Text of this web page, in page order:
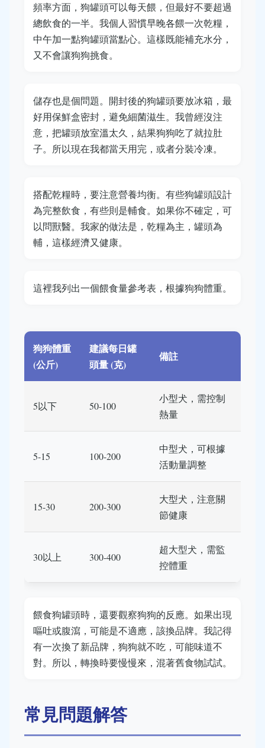
頻率方面，狗罐頭可以每天餵，但最好不要超過
總飲食的一半。我個人習慣早晚各餵一次乾糧，
中午加一點狗罐頭當點心。這樣既能補充水分，
又不會讓狗狗挑食。
儲存也是個問題。開封後的狗罐頭要放冰箱，最
好用保鮮盒密封，避免細菌滋生。我曾經沒注
意，把罐頭放室溫太久，結果狗狗吃了就拉肚
子。所以現在我都當天用完，或者分裝冷凍。
搭配乾糧時，要注意營養均衡。有些狗罐頭設計
為完整飲食，有些則是輔食。如果你不確定，可
以問獸醫。我家的做法是，乾糧為主，罐頭為
輔，這樣經濟又健康。
這裡我列出一個餵食量參考表，根據狗狗體重。
狗狗體重
(公斤)
建議每日罐
頭量 (克)
備註
5以下 50-100
小型犬，需控制
熱量
5-15 100-200
中型犬，可根據
活動量調整
15-30 200-300
大型犬，注意關
節健康
30以上 300-400
超大型犬，需監
控體重
餵食狗罐頭時，還要觀察狗狗的反應。如果出現
嘔吐或腹瀉，可能是不適應，該換品牌。我記得
有一次換了新品牌，狗狗就不吃，可能味道不
對。所以，轉換時要慢慢來，混著舊食物試試。
常見問題解答